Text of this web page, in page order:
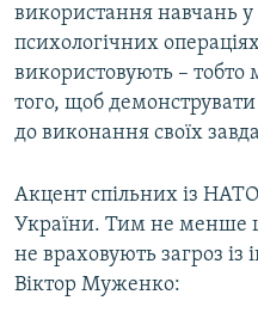
використання навчань
психологічних
використовують – тобто
того, щоб
до виконання своїх
Акцент спільних із
України. Тим не менше
не враховують загроз
Віктор Муженко: